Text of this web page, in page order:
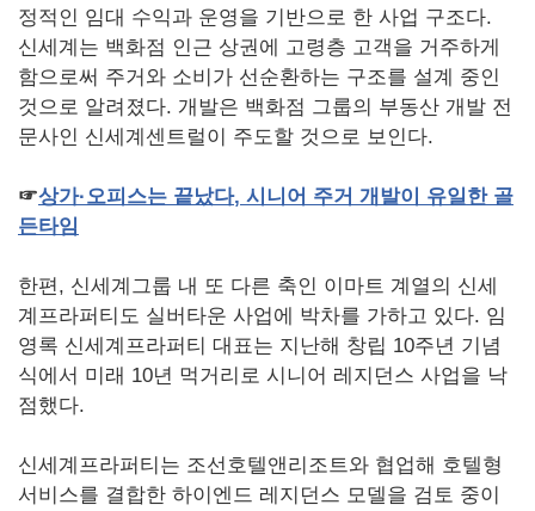
정적인 임대 수익과 운영을 기반으로 한 사업 구조다.
신세계는 백화점 인근 상권에 고령층 고객을 거주하게
함으로써 주거와 소비가 선순환하는 구조를 설계 중인
것으로 알려졌다. 개발은 백화점 그룹의 부동산 개발 전
문사인 신세계센트럴이 주도할 것으로 보인다.
☞상가·오피스는 끝났다, 시니어 주거 개발이 유일한 골
든타임
한편, 신세계그룹 내 또 다른 축인 이마트 계열의 신세
계프라퍼티도 실버타운 사업에 박차를 가하고 있다. 임
영록 신세계프라퍼티 대표는 지난해 창립 10주년 기념
식에서 미래 10년 먹거리로 시니어 레지던스 사업을 낙
점했다.
신세계프라퍼티는 조선호텔앤리조트와 협업해 호텔형
서비스를 결합한 하이엔드 레지던스 모델을 검토 중이